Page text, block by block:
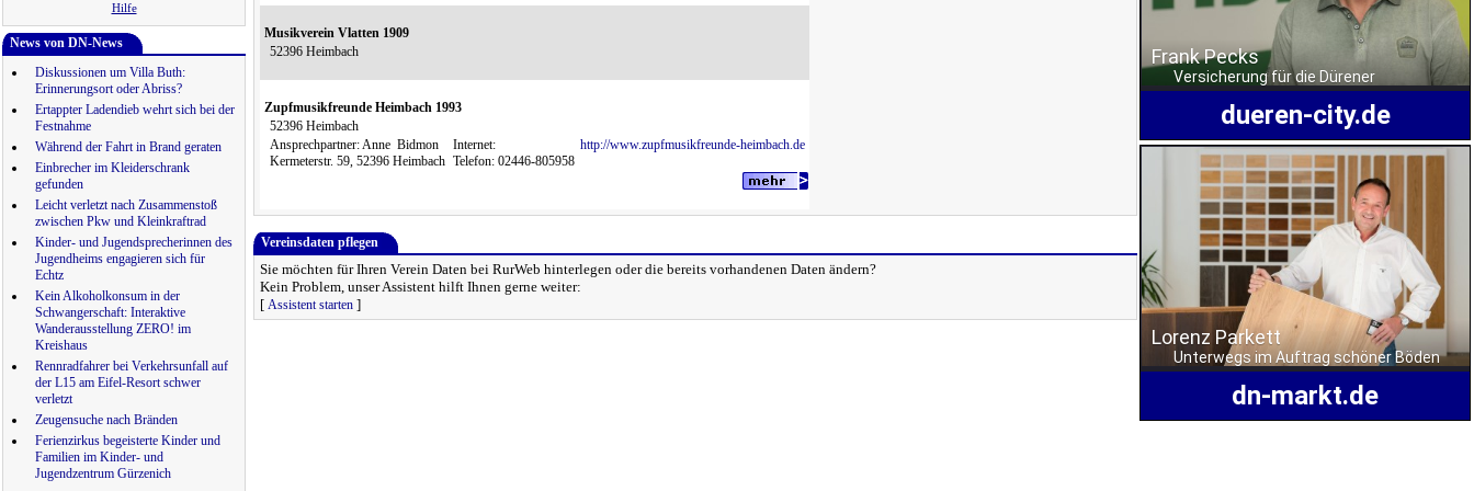
Hilfe
News von DN-News
Diskussionen um Villa Buth:
Erinnerungsort oder Abriss?
Ertappter Ladendieb wehrt sich bei der
Festnahme
Während der Fahrt in Brand geraten
Einbrecher im Kleiderschrank
gefunden
Leicht verletzt nach Zusammenstoß
zwischen Pkw und Kleinkraftrad
Kinder- und Jugendsprecherinnen des
Jugendheims engagieren sich für
Echtz
Kein Alkoholkonsum in der
Schwangerschaft: Interaktive
Wanderausstellung ZERO! im
Kreishaus
Rennradfahrer bei Verkehrsunfall auf
der L15 am Eifel-Resort schwer
verletzt
Zeugensuche nach Bränden
Ferienzirkus begeisterte Kinder und
Familien im Kinder- und
Jugendzentrum Gürzenich
Musikverein Vlatten 1909
52396 Heimbach
Zupfmusikfreunde Heimbach 1993
52396 Heimbach
Ansprechpartner: Anne Bidmon
Kermeterstr. 59, 52396 Heimbach
Internet:
Telefon: 02446-805958
http://www.zupfmusikfreunde-heimbach.de
Vereinsdaten pflegen
Sie möchten für Ihren Verein Daten bei RurWeb hinterlegen oder die bereits vorhandenen Daten ändern?
Kein Problem, unser Assistent hilft Ihnen gerne weiter:
[ Assistent starten ]